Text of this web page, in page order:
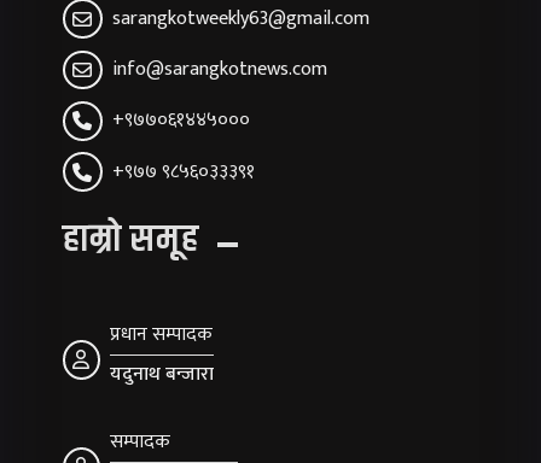
sarangkotweekly63@gmail.com
info@sarangkotnews.com
+९७७०६१४४५०००
+९७७ ९८५६०३३३९१
हाम्रो समूह
प्रधान सम्पादक
यदुनाथ बन्जारा
सम्पादक